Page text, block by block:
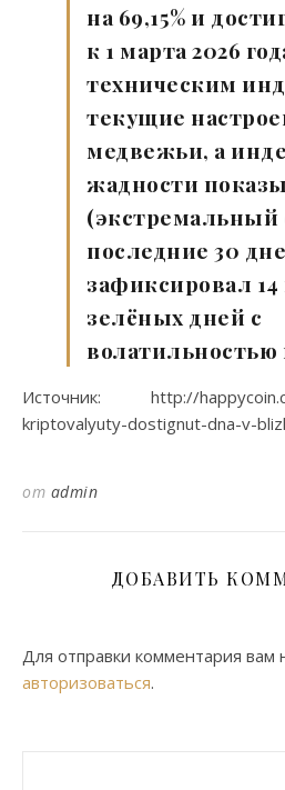
на 69,15% и
к 1 марта 2026
техническим
текущие
медвежьи, а
жадности
(экстремальный
последние 30
зафиксировал 14
зелёных дней с
волатильностью
Источник: http://
kriptovalyuty-dostignut-dna-v-
от admin
ДОБАВИТЬ
Для отправки комментария вам
авторизоваться.